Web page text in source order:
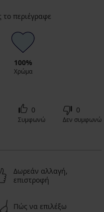
το περιέγραφε
100%
Χρώμα
0
Συμφωνώ
0
Δεν συμφωνώ
Δωρεάν αλλαγή,
επιστροφή
Πώς να επιλέξω